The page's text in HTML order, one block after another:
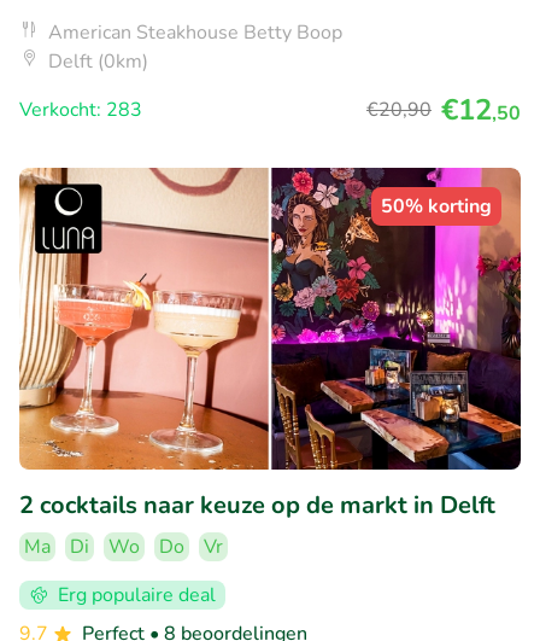
American Steakhouse Betty Boop
Delft (0km)
Verkocht: 283
€20,90 €12,50
50% korting
2 cocktails naar keuze op de markt in Delft
Ma Di Wo Do
Vr
Erg populaire deal
9.7
Perfect • 8 beoordelingen